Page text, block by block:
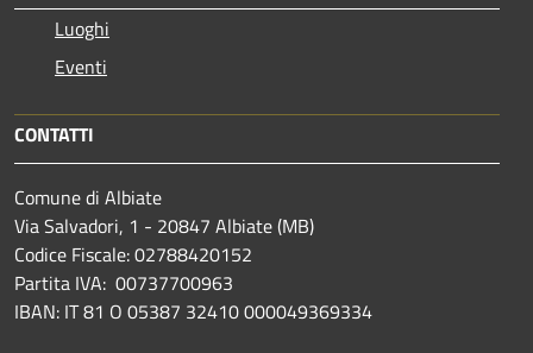
Luoghi
Eventi
CONTATTI
Comune di Albiate
Via Salvadori, 1 - 20847 Albiate (MB)
Codice Fiscale: 02788420152
Partita IVA: 00737700963
IBAN: IT 81 O 05387 32410 000049369334